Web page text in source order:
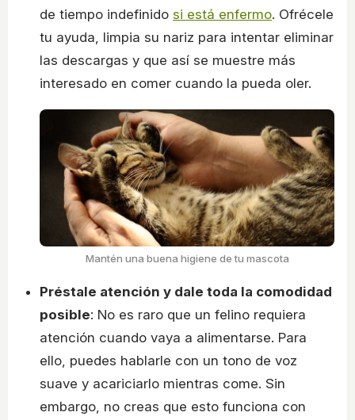
de tiempo indefinido si está enfermo. Ofrécele
tu ayuda, limpia su nariz para intentar eliminar
las descargas y que así se muestre más
interesado en comer cuando la pueda oler.
Mantén una buena higiene de tu mascota
Préstale atención y dale toda la comodidad
posible: No es raro que un felino requiera
atención cuando vaya a alimentarse. Para
ello, puedes hablarle con un tono de voz
suave y acariciarlo mientras come. Sin
embargo, no creas que esto funciona con